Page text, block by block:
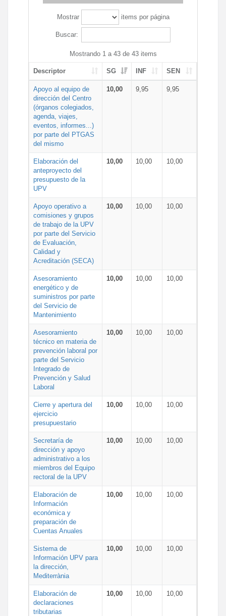
Mostrar items por página
Buscar:
Mostrando 1 a 43 de 43 items
Descriptor SG INF SEN
Apoyo al equipo de
dirección del Centro
(órganos colegiados,
agenda, viajes,
eventos, informes...)
por parte del PTGAS
del mismo
10,00 9,95 9,95
Elaboración del
anteproyecto del
presupuesto de la
UPV
10,00 10,00 10,00
Apoyo operativo a
comisiones y grupos
de trabajo de la UPV
por parte del Servicio
de Evaluación,
Calidad y
Acreditación (SECA)
10,00 10,00 10,00
Asesoramiento
energético y de
suministros por parte
del Servicio de
Mantenimiento
10,00 10,00 10,00
Asesoramiento
técnico en materia de
prevención laboral por
parte del Servicio
Integrado de
Prevención y Salud
Laboral
10,00 10,00 10,00
Cierre y apertura del
ejercicio
presupuestario
10,00 10,00 10,00
Secretaría de
dirección y apoyo
administrativo a los
miembros del Equipo
rectoral de la UPV
10,00 10,00 10,00
Elaboración de
Información
económica y
preparación de
Cuentas Anuales
10,00 10,00 10,00
Sistema de
Información UPV para
la dirección,
Mediterrània
10,00 10,00 10,00
Elaboración de
declaraciones
tributarias
10,00 10,00 10,00